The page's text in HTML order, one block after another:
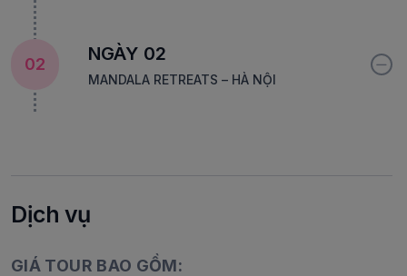
02 NGÀY 02
MANDALA RETREATS – HÀ NỘI
Dịch vụ
GIÁ TOUR BAO GỒM: